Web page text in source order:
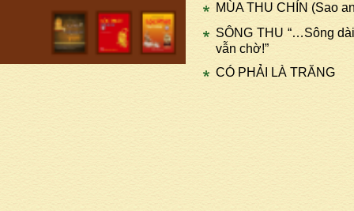
MÙA THU CHÍN (Sao
SÔNG THU “…Sông
vẫn chờ!”
CÓ PHẢI LÀ TRĂNG